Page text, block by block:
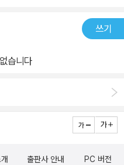
쓰기
습니다
출판사 안내 PC 버전